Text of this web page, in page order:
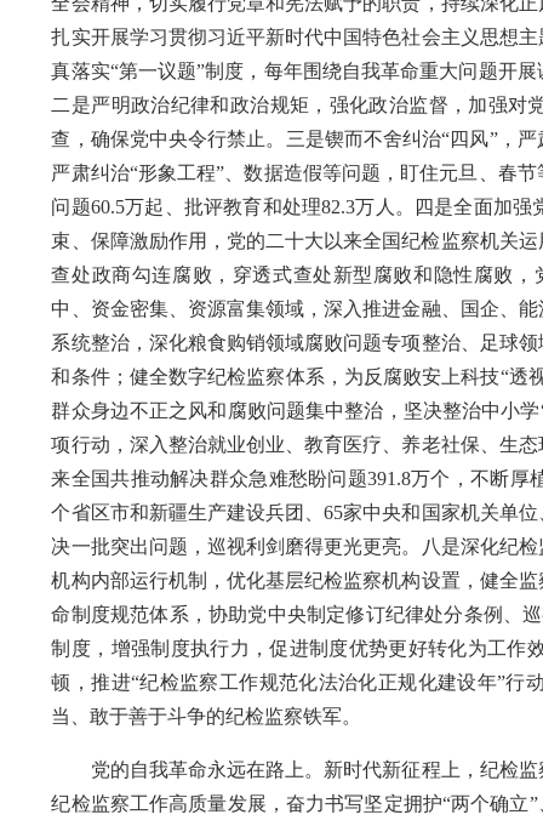
扎实开展学习贯彻习近平新时代中国特色社会主义思想
真落实“第一议题”制度，每年围绕自我革命重大问题开
二是严明政治纪律和政治规矩，强化政治监督，加强对
查，确保党中央令行禁止。三是锲而不舍纠治“四风”，
严肃纠治“形象工程”、数据造假等问题，盯住元旦、春
问题60.5万起、批评教育和处理82.3万人。四是全面加
束、保障激励作用，党的二十大以来全国纪检监察机关
查处政商勾连腐败，穿透式查处新型腐败和隐性腐败
中、资金密集、资源富集领域，深入推进金融、国企、
系统整治，深化粮食购销领域腐败问题专项整治、足球
和条件；健全数字纪检监察体系，为反腐败安上科技“
群众身边不正之风和腐败问题集中整治，坚决整治中小
项行动，深入整治就业创业、教育医疗、养老社保、生
来全国共推动解决群众急难愁盼问题391.8万个，不断
个省区市和新疆生产建设兵团、65家中央和国家机关单
决一批突出问题，巡视利剑磨得更光更亮。八是深化纪
机构内部运行机制，优化基层纪检监察机构设置，健全
命制度规范体系，协助党中央制定修订纪律处分条例、
制度，增强制度执行力，促进制度优势更好转化为工作
顿，推进“纪检监察工作规范化法治化正规化建设年”行
当、敢于善于斗争的纪检监察铁军。
党的自我革命永远在路上。新时代新征程上，纪检监
纪检监察工作高质量发展，奋力书写坚定拥护“两个确立